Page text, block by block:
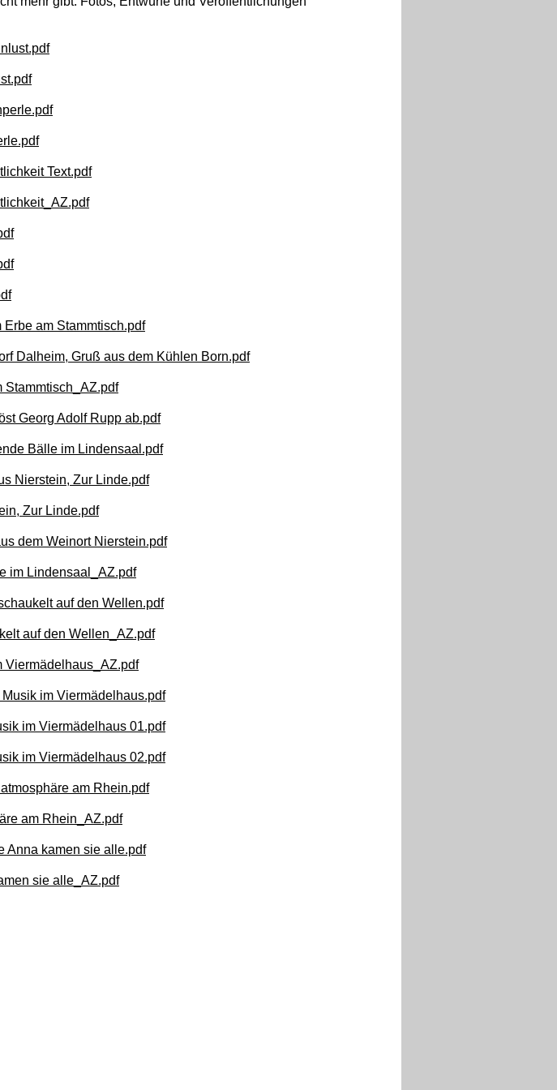
Text.pdf
am Stammtisch.pdf
Dalheim, Gruß aus dem Kühlen Born.pdf
Stammtisch_AZ.pdf
Georg Adolf Rupp ab.pdf
Bälle im Lindensaal.pdf
Nierstein, Zur Linde.pdf
Zur Linde.pdf
dem Weinort Nierstein.pdf
im Lindensaal_AZ.pdf
auf den Wellen.pdf
auf den Wellen_AZ.pdf
Viermädelhaus_AZ.pdf
im Viermädelhaus.pdf
im Viermädelhaus 01.pdf
im Viermädelhaus 02.pdf
am Rhein.pdf
am Rhein_AZ.pdf
Anna kamen sie alle.pdf
sie alle_AZ.pdf